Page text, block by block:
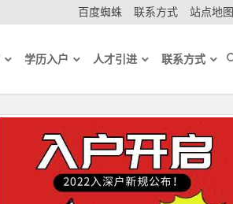
百度蜘蛛 联系方式 站点地图
学历入户 人才引进 联系方式